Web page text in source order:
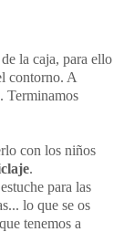
la caja, para ello
contorno. A
Terminamos
con los niños
.
para las
lo que se os
tenemos a